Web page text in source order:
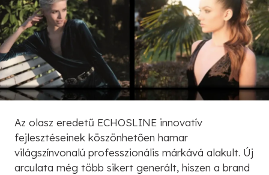
Az olasz eredetű ECHOSLINE innovatív
fejlesztéseinek köszönhetően hamar
világszínvonalú professzionális márkává alakult. Új
arculata még több sikert generált, hiszen a brand